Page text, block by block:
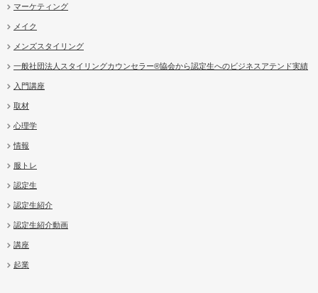
マーケティング
メイク
メンズスタイリング
一般社団法人スタイリングカウンセラー®協会から認定生へのビジネスアテンド実績
入門講座
取材
心理学
情報
服トレ
認定生
認定生紹介
認定生紹介動画
講座
起業